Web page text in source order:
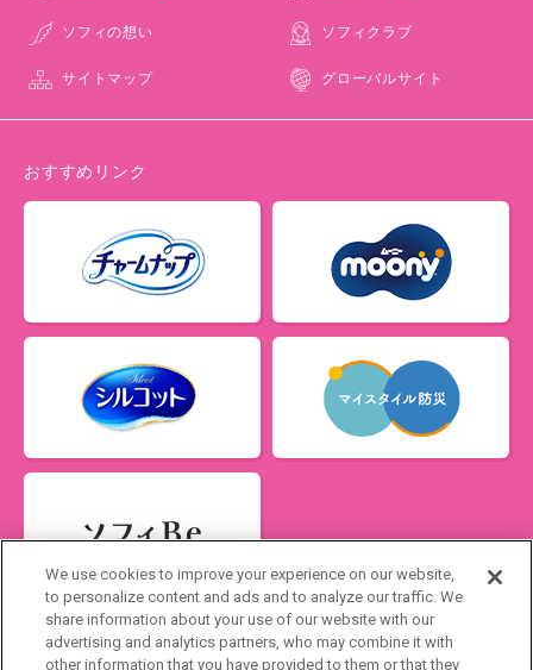
ソフィの想い ソフィクラブ
サイトマップ グローバルサイト
おすすめリンク
Japan
We use cookies to improve your experience on our website,
to personalize content and ads and to analyze our traffic. We
share information about your use of our website with our
advertising and analytics partners, who may combine it with
other information that you have provided to them or that they